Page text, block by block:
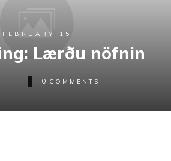
FEBRUARY 15
Lærðu nöfnin
0 COMMENTS